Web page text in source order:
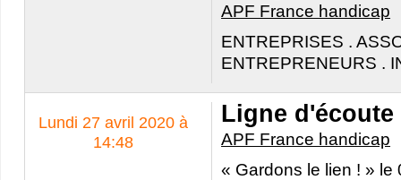
APF France handicap
ENTREPRISES .
ENTREPRENEURS .
Lundi 27 avril 2020 à
14:48
Ligne
APF France handicap
« Gardons le lien ! »